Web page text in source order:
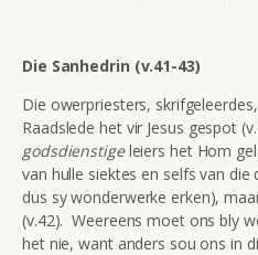
Die Sanhedrin (v.41-43)
Die owerpriesters,
Raadslede het vir Jesus gespot
godsdienstigeleiers het Hom
van hulle siektes en selfs van
dus sy wonderwerke erken),
(v.42). Weereens moet ons bly
het nie, want anders sou ons in